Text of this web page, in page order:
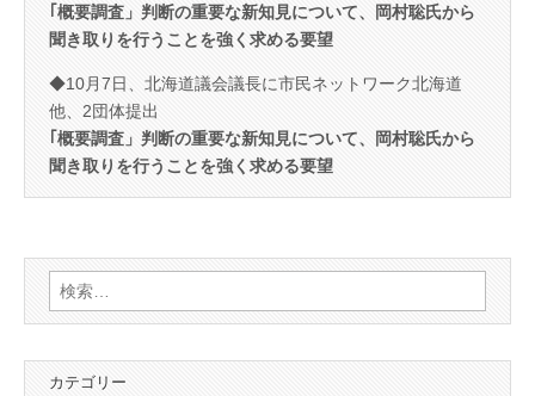
｢概要調査」判断の重要な新知見について、岡村聡氏から
聞き取りを行うことを強く求める要望
◆10月7日、北海道議会議長に市民ネットワーク北海道
他、2団体提出
｢概要調査」判断の重要な新知見について、岡村聡氏から
聞き取りを行うことを強く求める要望
検
索:
カテゴリー